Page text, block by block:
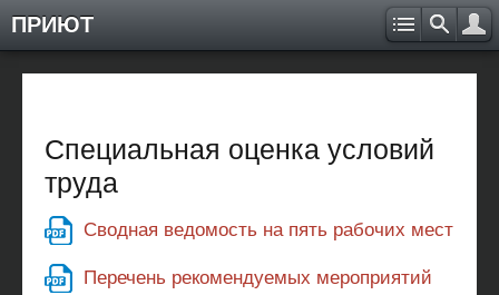
ПРИЮТ
Специальная оценка условий
труда
Сводная ведомость на пять рабочих мест
Перечень рекомендуемых мероприятий